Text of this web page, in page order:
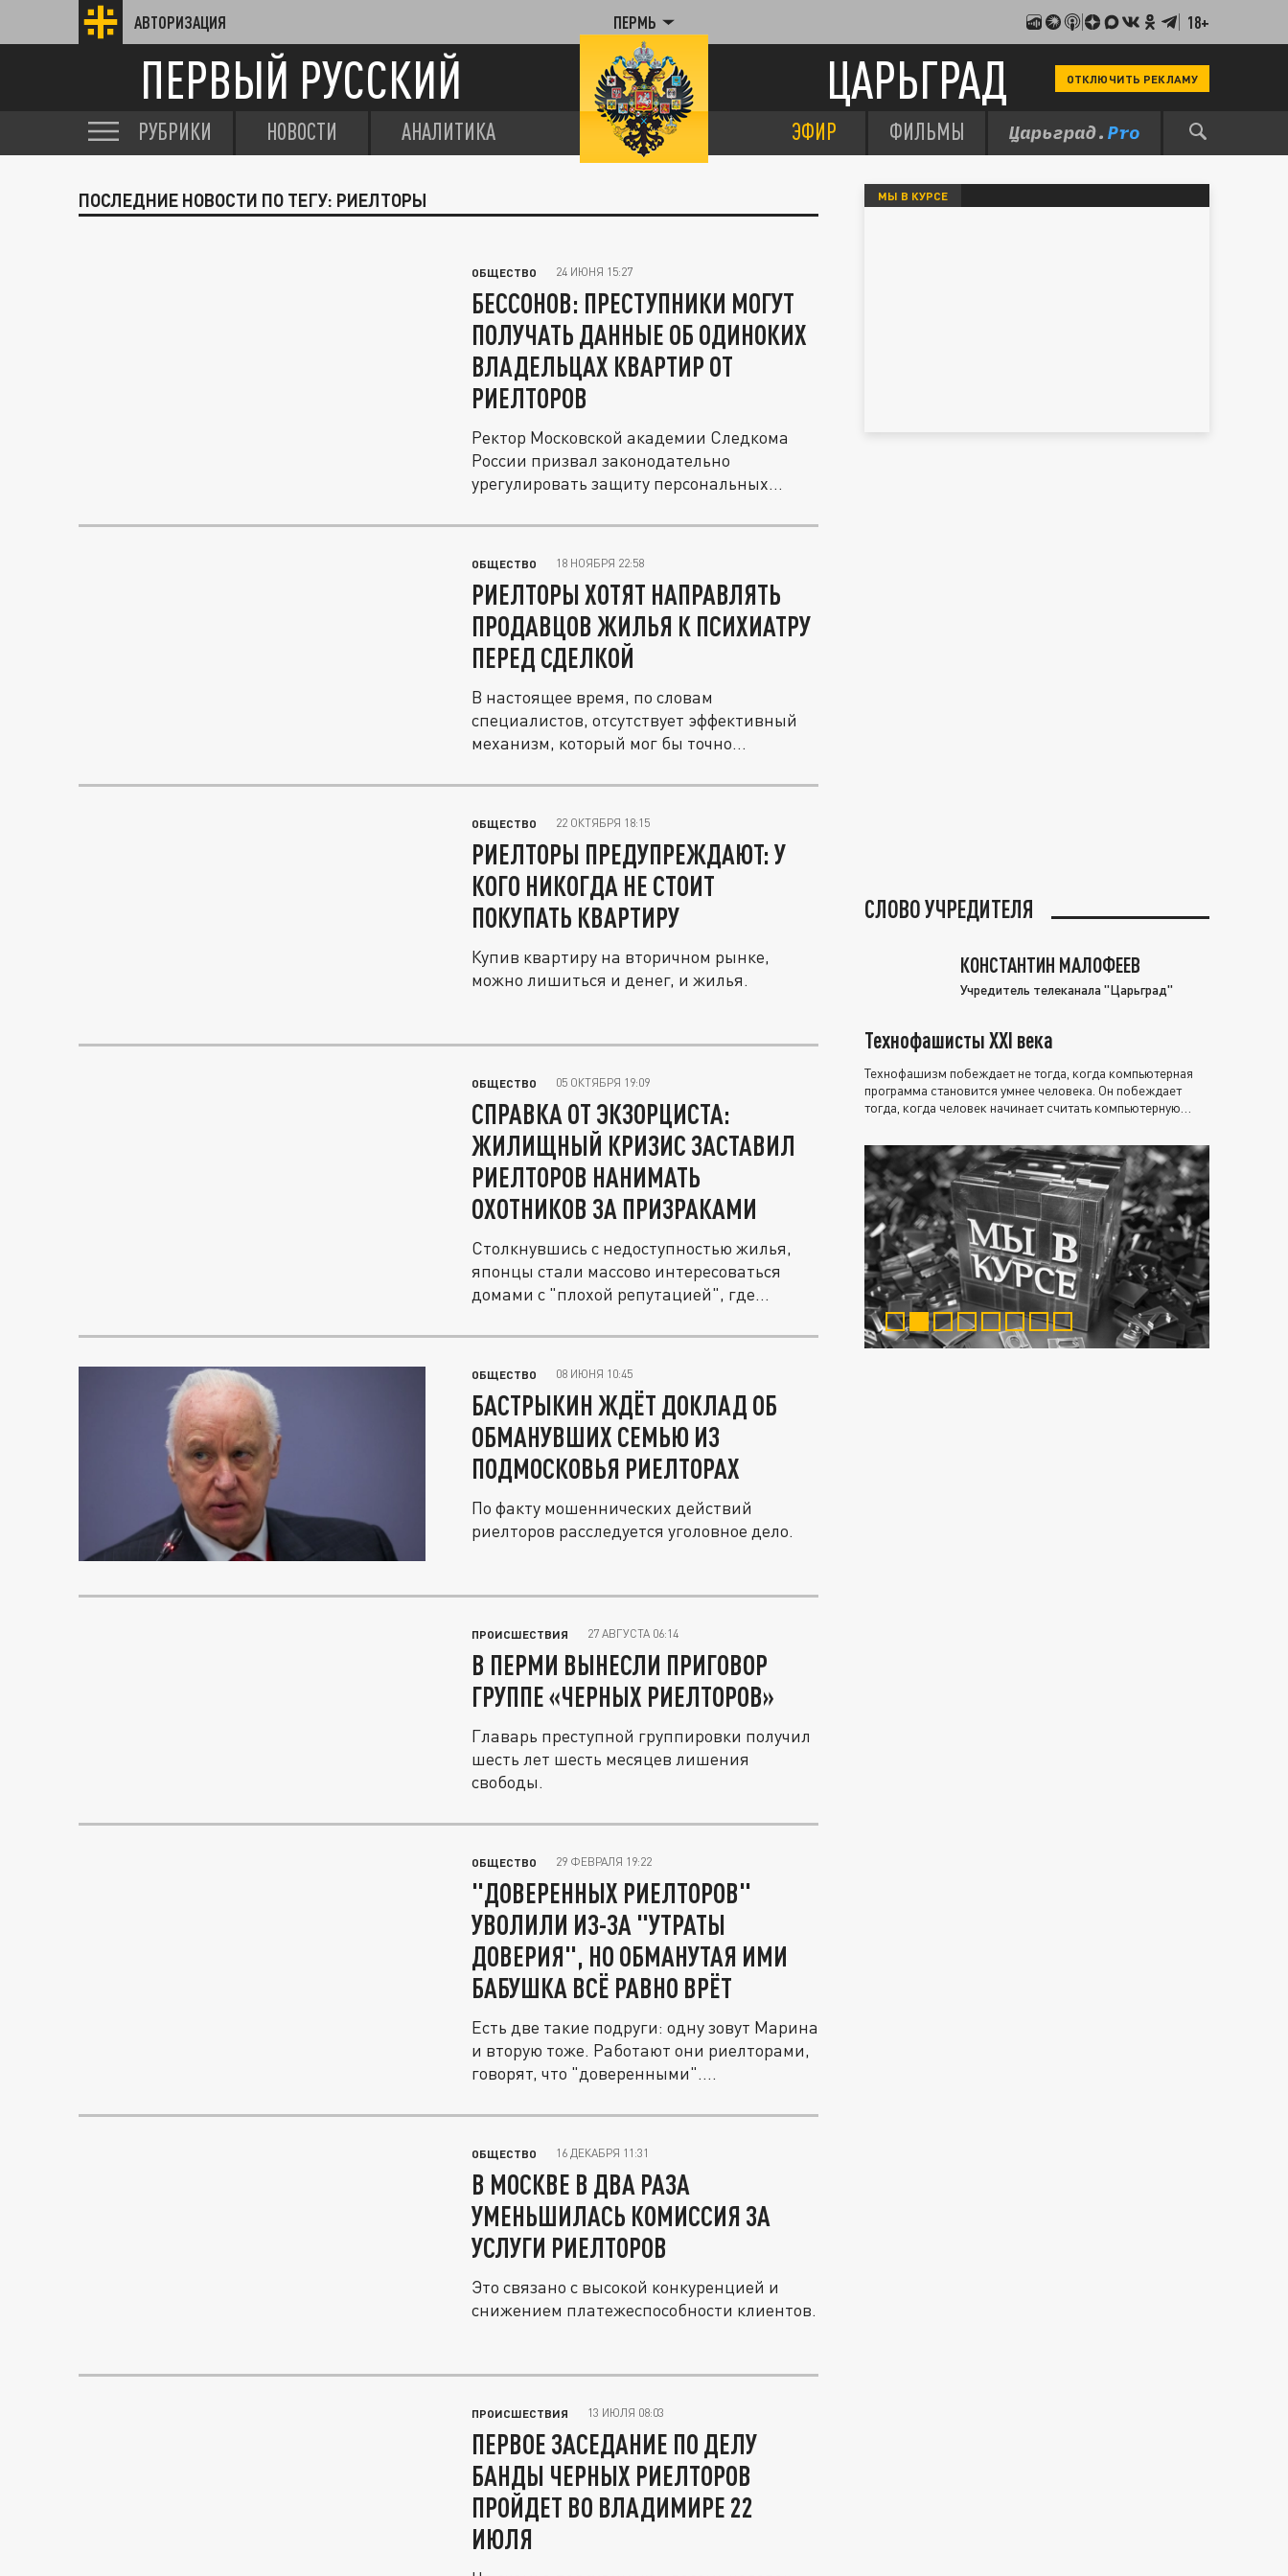
АВТОРИЗАЦИЯ ПЕРМЬ 18+
ПЕРВЫЙ РУССКИЙ ЦАРЬГРАД ОТКЛЮЧИТЬ РЕКЛАМУ
РУБРИКИ НОВОСТИ АНАЛИТИКА ЭФИР ФИЛЬМЫ
ПОСЛЕДНИЕ НОВОСТИ ПО ТЕГУ: РИЕЛТОРЫ
ОБЩЕСТВО 24 ИЮНЯ 15:27
БЕССОНОВ: ПРЕСТУПНИКИ МОГУТ
ПОЛУЧАТЬ ДАННЫЕ ОБ ОДИНОКИХ
ВЛАДЕЛЬЦАХ КВАРТИР ОТ
РИЕЛТОРОВ
Ректор Московской академии Следкома
России призвал законодательно
урегулировать защиту персональных
ОБЩЕСТВО 18 НОЯБРЯ 22:58
РИЕЛТОРЫ ХОТЯТ НАПРАВЛЯТЬ
ПРОДАВЦОВ ЖИЛЬЯ К ПСИХИАТРУ
ПЕРЕД СДЕЛКОЙ
В настоящее время, по словам
специалистов, отсутствует эффективный
механизм, который мог бы точно
ОБЩЕСТВО 22 ОКТЯБРЯ 18:15
РИЕЛТОРЫ ПРЕДУПРЕЖДАЮТ: У
КОГО НИКОГДА НЕ СТОИТ
ПОКУПАТЬ КВАРТИРУ
Купив квартиру на вторичном рынке,
можно лишиться и денег, и жилья.
ОБЩЕСТВО 05 ОКТЯБРЯ 19:09
СПРАВКА ОТ ЭКЗОРЦИСТА:
ЖИЛИЩНЫЙ КРИЗИС ЗАСТАВИЛ
РИЕЛТОРОВ НАНИМАТЬ
ОХОТНИКОВ ЗА ПРИЗРАКАМИ
Столкнувшись с недоступностью жилья,
японцы стали массово интересоваться
домами с "плохой репутацией", где...
ОБЩЕСТВО 08 ИЮНЯ 10:45
БАСТРЫКИН ЖДЁТ ДОКЛАД ОБ
ОБМАНУВШИХ СЕМЬЮ ИЗ
ПОДМОСКОВЬЯ РИЕЛТОРАХ
По факту мошеннических действий
риелторов расследуется уголовное дело.
ПРОИСШЕСТВИЯ 27 АВГУСТА 06:14
В ПЕРМИ ВЫНЕСЛИ ПРИГОВОР
ГРУППЕ «ЧЕРНЫХ РИЕЛТОРОВ»
Главарь преступной группировки получил
шесть лет шесть месяцев лишения
свободы.
ОБЩЕСТВО 29 ФЕВРАЛЯ 19:22
"ДОВЕРЕННЫХ РИЕЛТОРОВ"
УВОЛИЛИ ИЗ-ЗА "УТРАТЫ
ДОВЕРИЯ", НО ОБМАНУТАЯ ИМИ
БАБУШКА ВСЁ РАВНО ВРЁТ
Есть две такие подруги: одну зовут Марина
и вторую тоже. Работают они риелторами,
говорят, что "доверенными"....
ОБЩЕСТВО 16 ДЕКАБРЯ 11:31
В МОСКВЕ В ДВА РАЗА
УМЕНЬШИЛАСЬ КОМИССИЯ ЗА
УСЛУГИ РИЕЛТОРОВ
Это связано с высокой конкуренцией и
снижением платежеспособности клиентов.
ПРОИСШЕСТВИЯ 13 ИЮЛЯ 08:03
ПЕРВОЕ ЗАСЕДАНИЕ ПО ДЕЛУ
БАНДЫ ЧЕРНЫХ РИЕЛТОРОВ
ПРОЙДЕТ ВО ВЛАДИМИРЕ 22
ИЮЛЯ
МЫ В КУРСЕ
СЛОВО УЧРЕДИТЕЛЯ
КОНСТАНТИН МАЛОФЕЕВ
Учредитель телеканала "Царьград"
Технофашисты XXI века
Технофашизм побеждает не тогда, когда компьютерная
программа становится умнее человека. Он побеждает
тогда, когда человек начинает считать компьютерную